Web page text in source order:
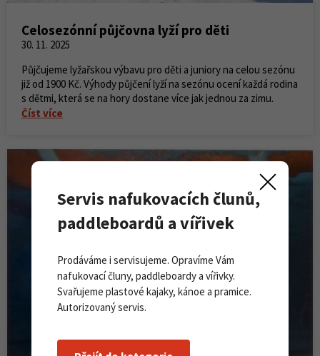
Celosezónní půjčovna lyží pro děti
30. 11. 2025
Půjčujeme lyžařskou výbavu pro děti a juniory na celou sezónu
již od 1900 Kč. Výhody půjčení lyží na sezónu ocení každá rodina
s dětmi, která se na hory dostane více jak jednou za zimu.
Číst více
Servis nafukovacích člunů,
paddleboardů a vířivek
Prodáváme i servisujeme. Opravíme Vám
nafukovací čluny, paddleboardy a vířivky.
Svařujeme plastové kajaky, kánoe a pramice.
Autorizovaný servis.